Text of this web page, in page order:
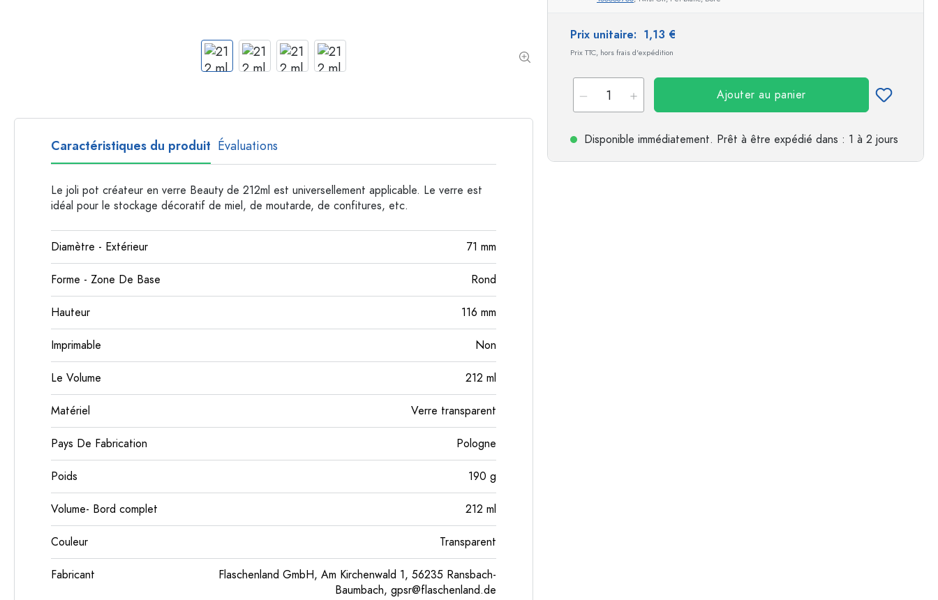
Bouteilles à anse
Bouteilles à goulot long
Bouteilles polygonales
Bouteilles cylindriques
Bouteilles par matière
Bouteilles en verre
Bouteilles en plastique
Prix unitaire: 1,13 €
Prix TTC, hors frais d'expédition
Ajouter au panier
Disponible immédiatement. Prêt à être expédié dans : 1 à 2 jours
Caractéristiques du produit Évaluations
Le joli pot créateur en verre Beauty de 212ml est universellement applicable. Le verre est
idéal pour le stockage décoratif de miel, de moutarde, de confitures, etc.
Diamètre - Extérieur 71 mm
Forme - Zone De Base Rond
Hauteur 116 mm
Imprimable Non
Le Volume 212 ml
Matériel Verre transparent
Pays De Fabrication Pologne
Poids 190 g
Volume- Bord complet 212 ml
Couleur Transparent
Fabricant
Flaschenland GmbH, Am Kirchenwald 1, 56235 Ransbach-
Baumbach, gpsr@flaschenland.de